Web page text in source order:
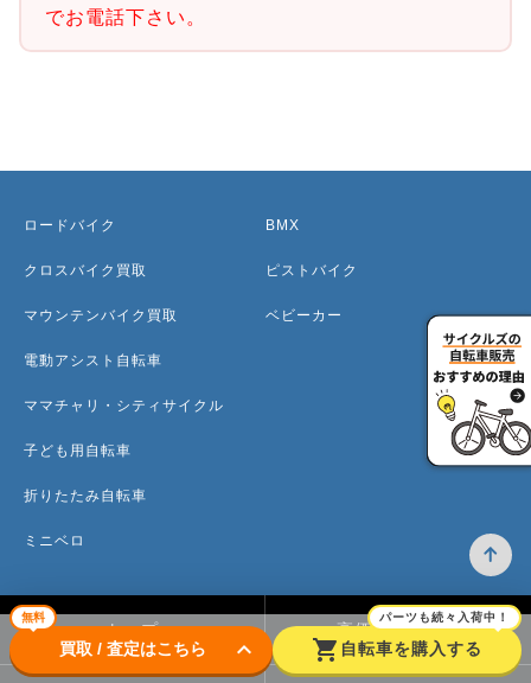
でお電話下さい。
無料
買取 / 査定はこちら keyboard_arrow_down shopping_cart
パーツも続々入荷中！
自転車を購入する
ロードバイク
クロスバイク買取
マウンテンバイク買取
電動アシスト自転車
ママチャリ・シティサイクル
子ども用自転車
折りたたみ自転車
ミニベロ
BMX
ピストバイク
ベビーカー
トップ 高価買取のワケ